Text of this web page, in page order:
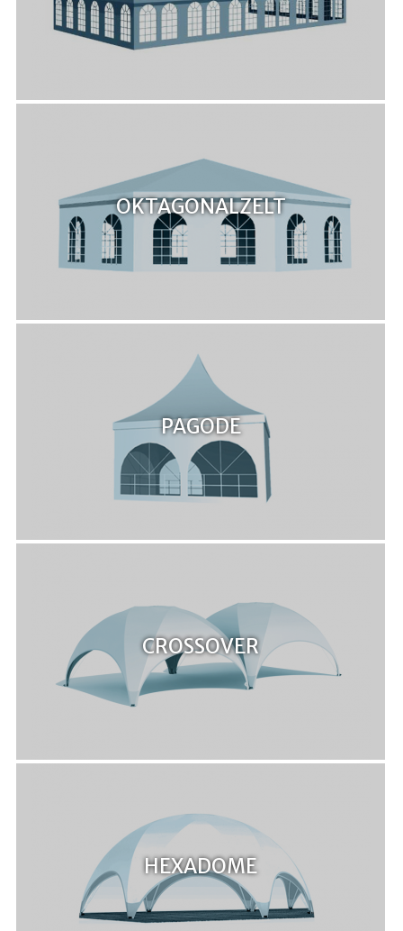
OKTAGONALZELT
PAGODE
CROSSOVER
HEXADOME